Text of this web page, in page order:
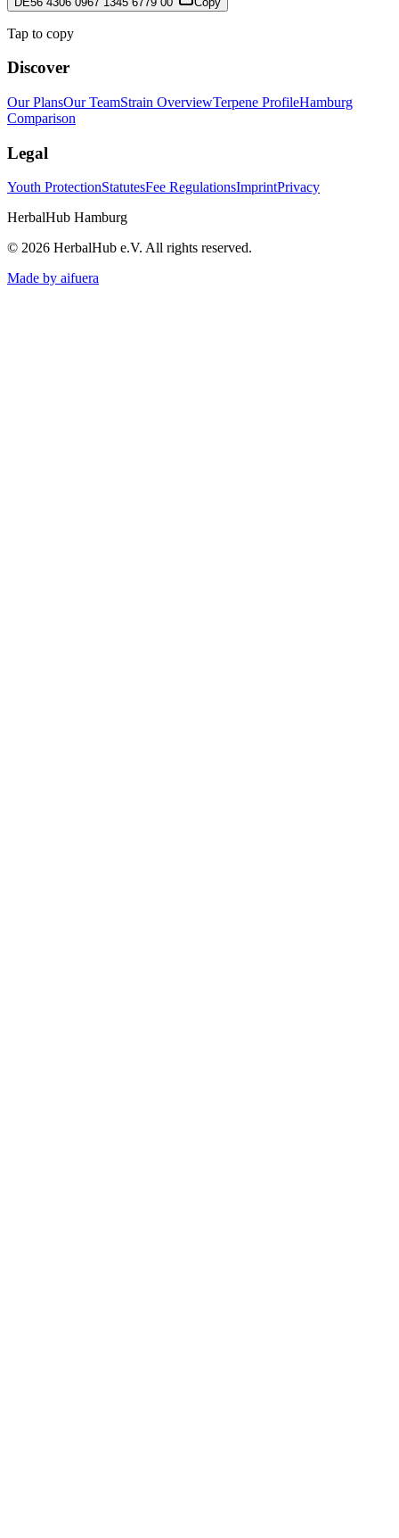
Tap to copy
Discover
Our PlansOur TeamStrain OverviewTerpene ProfileHamburg
Comparison
Legal
Youth ProtectionStatutesFee RegulationsImprintPrivacy
HerbalHub Hamburg
© 2026 HerbalHub e.V. All rights reserved.
Made by aifuera